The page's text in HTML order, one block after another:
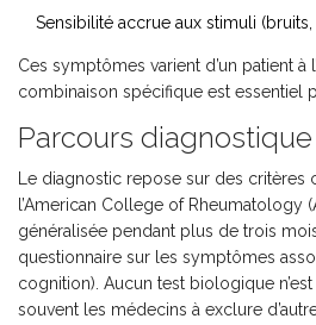
Sensibilité accrue aux stimuli
Ces symptômes varient d’un patient à
combinaison spécifique est essentiel
Parcours
Le diagnostic repose sur des critères
l’American College of Rheumatology
généralisée pendant plus de trois
questionnaire sur les symptômes
cognition). Aucun test biologique
souvent les médecins à exclure